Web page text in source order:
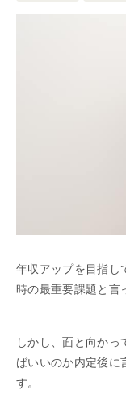
年収アップを目指し
時の最重要課題と言
しかし、面と向かっ
ばいいのか内定後に
す。